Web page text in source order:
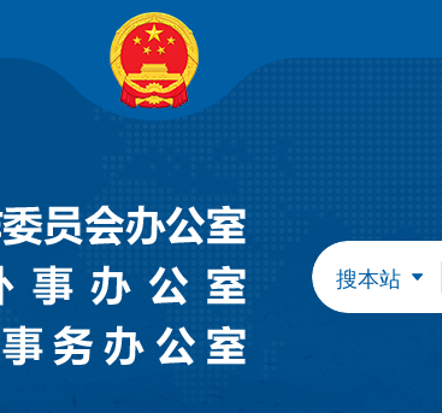
自治区政府组成部门
发展和改革委员会
人力资源和社会保障厅
生态环境厅
外事
水利厅
农牧厅
文化和旅游厅
卫生
应急管理厅
搜本站